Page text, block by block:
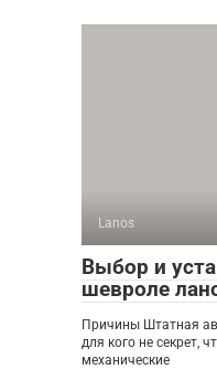
Lanos
Выбор и
шевроле
Причины Штатная
для кого не секрет,
механические